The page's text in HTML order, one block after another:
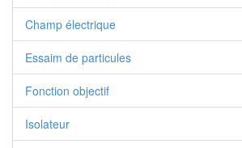
Champ électrique
Essaim de particules
Fonction objectif
Isolateur